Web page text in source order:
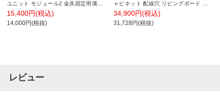
ユニット モジュール2 金具固定用溝な
し 幅784×奥行295×高さ26mm
15,400円(税込)
14,000円(税抜)
ャビネット 配線穴 リビングボード お
しゃれ 収納棚 可動棚 リビング 収納 国
産 北欧 ナチュラル オフィス 事務所 モ
デルルーム
34,900円(税込)
31,728円(税抜)
レビュー